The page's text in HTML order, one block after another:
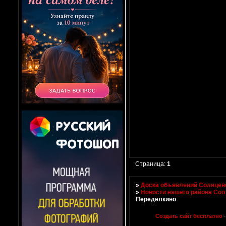
Страница:1
»Доска объявлений
»Новости нашего района
Переделкино
Создать сайт бесплатно